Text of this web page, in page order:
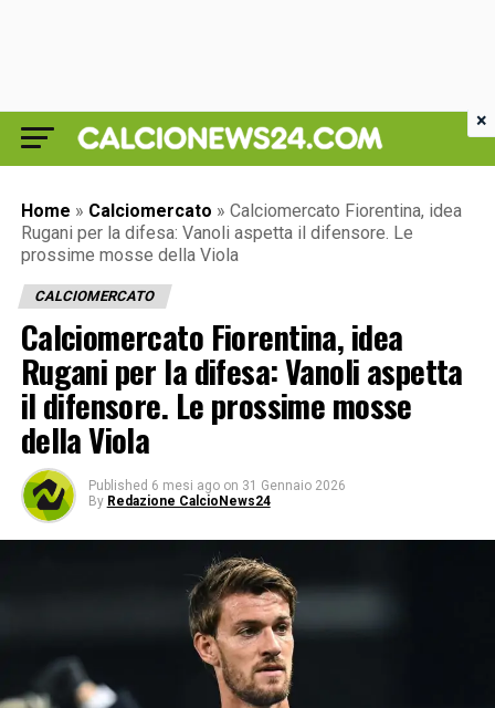
Home » Calciomercato » Calciomercato Fiorentina, idea
Rugani per la difesa: Vanoli aspetta il difensore. Le
prossime mosse della Viola
CALCIOMERCATO
Calciomercato Fiorentina, idea
Rugani per la difesa: Vanoli aspetta
il difensore. Le prossime mosse
della Viola
Published 6 mesi ago on 31 Gennaio 2026
By Redazione CalcioNews24
×